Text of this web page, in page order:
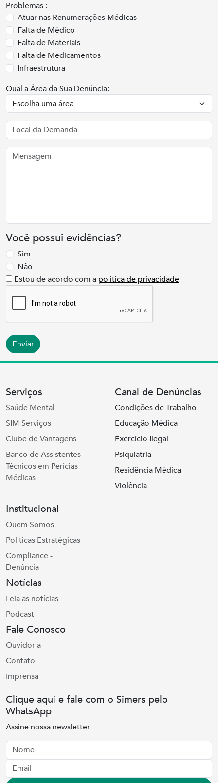
Problemas :
Atuar nas Renumerações Médicas
Falta de Médico
Falta de Materiais
Falta de Medicamentos
Infraestrutura
Qual a Área da Sua Denúncia:
Você possui evidências?
Sim
Não
Estou de acordo com a politica de privacidade
Enviar
Serviços
Saúde Mental
SIM Serviços
Clube de Vantagens
Banco de Assistentes
Técnicos em Perícias
Médicas
Canal de Denúncias
Condições de Trabalho
Educação Médica
Exercício Ilegal
Psiquiatria
Residência Médica
Violência
Institucional
Quem Somos
Políticas Estratégicas
Compliance -
Denúncia
Notícias
Leia as notícias
Podcast
Fale Conosco
Ouvidoria
Contato
Imprensa
Clique aqui e fale com o Simers pelo
WhatsApp
Assine nossa newsletter
Nome
Email